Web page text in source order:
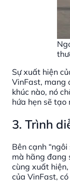
Sự xuất hiện
VinFast, mang
khúc nào, nó
hứa hẹn sẽ
3. Trình
Bên cạnh
mà hãng đang
cùng xuất
của VinFast,